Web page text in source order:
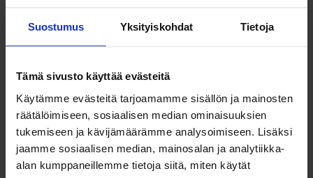
Suostumus Yksityiskohdat Tietoja
Tämä sivusto käyttää evästeitä
Käytämme evästeitä tarjoamamme sisällön ja mainosten
räätälöimiseen, sosiaalisen median ominaisuuksien
tukemiseen ja kävijämäärämme analysoimiseen. Lisäksi
jaamme sosiaalisen median, mainosalan ja analytiikka-
alan kumppaneillemme tietoja siitä, miten käytät
Saat maksuaikaa ostoksillesi jopa 30 päivää tai erissä
osamaksulla 3-36kk.
Maksutavat